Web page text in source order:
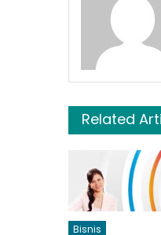
Related
Bisnis